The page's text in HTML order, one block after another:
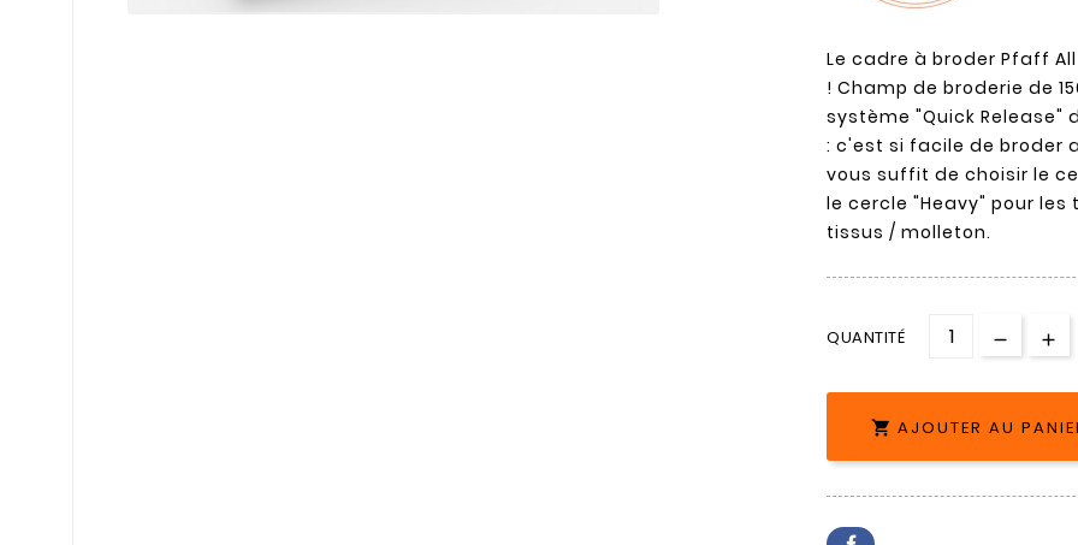
Le cadre à broder Pfaff
! Champ de broderie de
système "Quick
: c'est si facile de broder
vous suffit de choisir le
le cercle "Heavy" pour
tissus / molleton.
QUANTITÉ
 AJOUTER AU